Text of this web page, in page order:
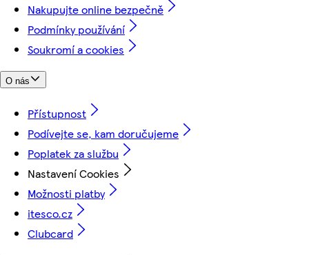
Nakupujte online bezpečně
Podmínky používání
Soukromí a cookies
O nás
Přístupnost
Podívejte se, kam doručujeme
Poplatek za službu
Nastavení Cookies
Možnosti platby
itesco.cz
Clubcard